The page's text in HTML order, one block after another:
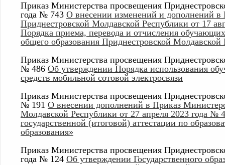
Приказ Министерства просвещения
года № 743 О внесении изменений и дополнений
Приднестровской Молдавской Республики от 17
Порядка приема, перевода и отчисления
общего образования Приднестровской Молдавской
Приказ Министерства просвещения
№ 486 Об утверждении Порядка использования
средств мобильной сотовой электросвязи
Приказ Министерства просвещения
№ 191 О внесении дополнений в Приказ
Молдавской Республики от 27 апреля 2023 года №
государственной (итоговой) аттестации по
образования»
Приказ Министерства просвещения
года № 124 Об утверждении Государственного